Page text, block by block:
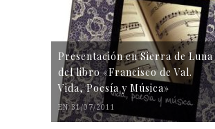
Presentación en Sierra de Luna
del libro «Francisco de Val.
Vida, Poesía y Música»
EN 31/07/2011